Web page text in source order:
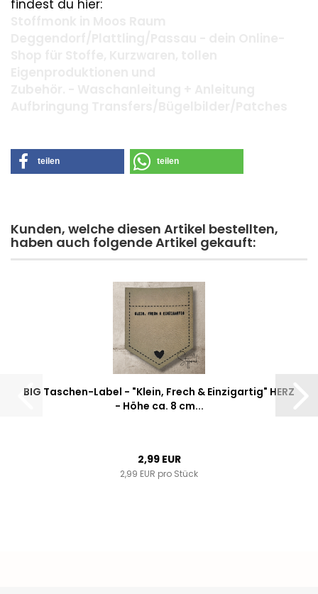
findest du hier:
teilen teilen
Kunden, welche diesen Artikel bestellten,
haben auch folgende Artikel gekauft:
BIG Taschen-Label - "Klein, Frech & Einzigartig" HERZ
- Höhe ca. 8 cm...
2,99 EUR
2,99 EUR pro Stück